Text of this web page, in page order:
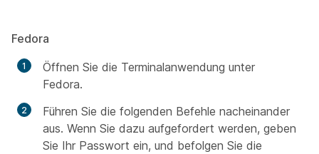
Fedora
Öffnen Sie die Terminalanwendung unter
Fedora.
Führen Sie die folgenden Befehle nacheinander
aus. Wenn Sie dazu aufgefordert werden, geben
Sie Ihr Passwort ein, und befolgen Sie die